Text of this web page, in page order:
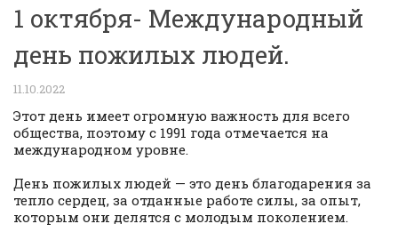
1 октября- Международный
день пожилых людей.
11.10.2022
Этот день имеет огромную важность для всего
общества, поэтому с 1991 года отмечается на
международном уровне.
День пожилых людей — это день благодарения за
тепло сердец, за отданные работе силы, за опыт,
которым они делятся с молодым поколением.